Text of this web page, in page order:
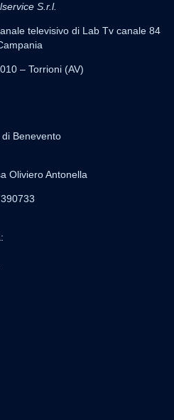
S.r.l.
televisivo di Lab Tv canale 84
– Torrioni (AV)
Benevento
Oliviero Antonella